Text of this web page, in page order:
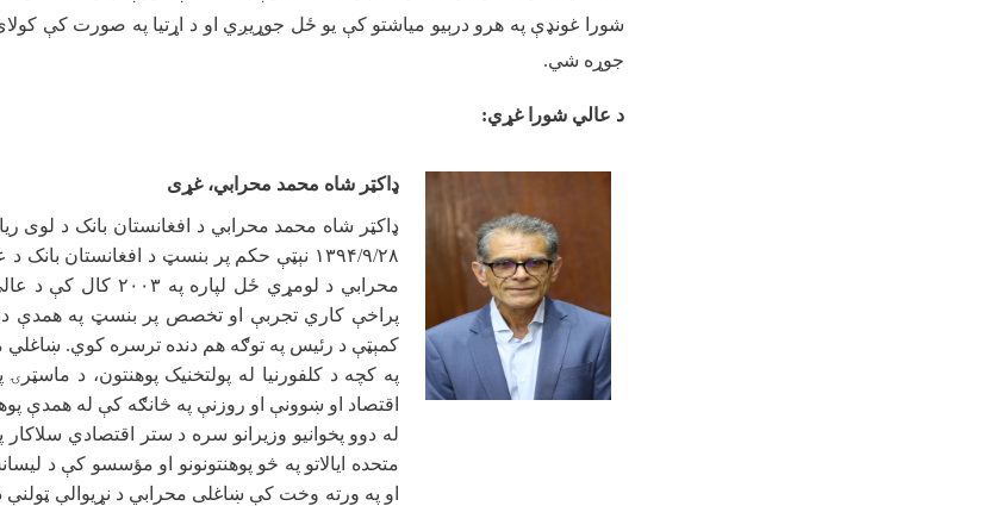
شورا غونډې په هرو درېیو میاشتو کې یو ځل جوړیږي او د اړتیا په صورت کې
جوړه شي.
د عالي شورا غړي:
ډاکټر شاه محمد محرابي، غړی
ډاکټر شاه محمد محرابي د افغانستان بانک د لوی
۱۳۹۴/۹/۲۸ نېټې حکم پر بنسټ د افغانستان بانک د
محرابي د لومړي ځل لپاره په۲۰۰۳ کال کې د
پراخې کاري تجربې او تخصص پر بنسټ په همدې
کمېټې د رئيس په توګه هم دنده ترسره کوي.
په کچه د کلفورنیا له پولتخنیک پوهنتون، د
اقتصاد او ښوونې او روزنې په څانګه کې له همدې
له دوو پخوانیو وزیرانو سره د ستر اقتصادي
متحده ایالاتو په څو پوهنتونونو او مؤسسو کې د
او په ورته وخت کې ښاغلی محرابي د نړیوالې ټولنې